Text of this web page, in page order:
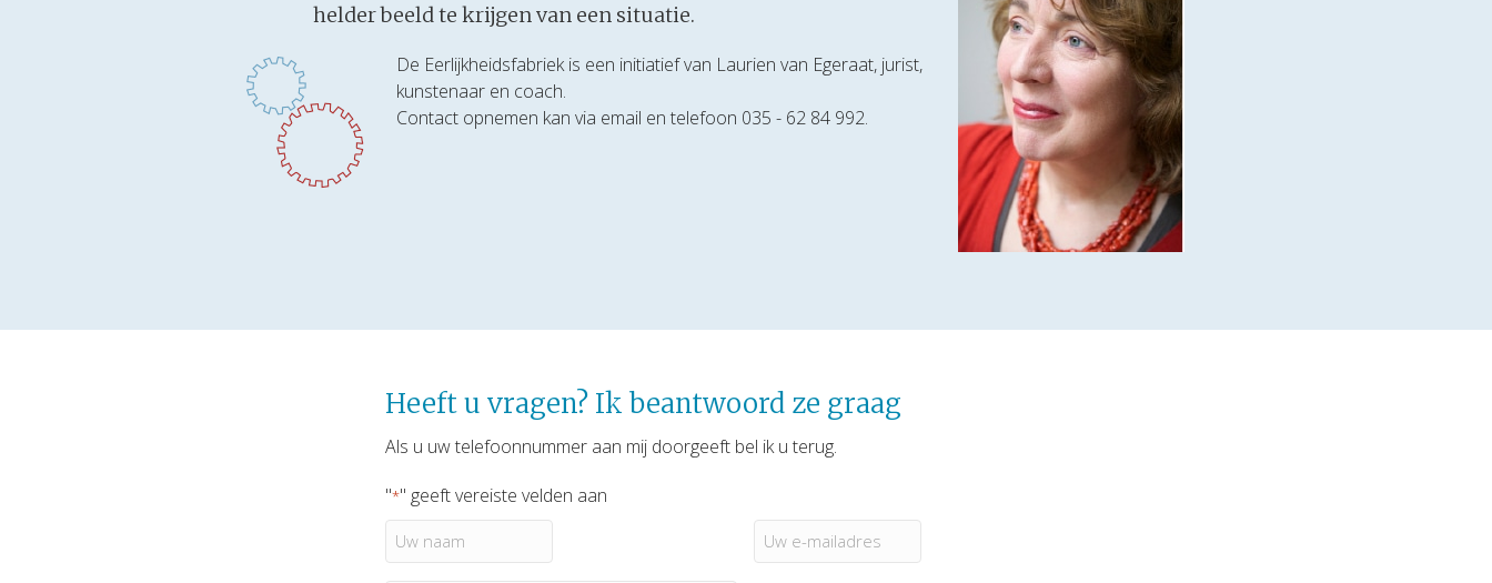
helder beeld te krijgen van een situatie.
De Eerlijkheidsfabriek is een initiatief van Laurien van Egeraat, jurist,
kunstenaar en coach.
Contact opnemen kan via email en telefoon 035 - 62 84 992.
Heeft u vragen? Ik beantwoord ze graag
Als u uw telefoonnummer aan mij doorgeeft bel ik u terug.
"*" geeft vereiste velden aan
Uw
naam
Uw
e-